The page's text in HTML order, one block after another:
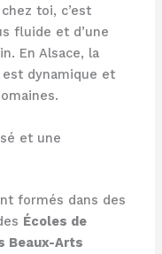
toi, c’est
fluide et d’une
En Alsace, la
dynamique et
et une
formés dans des
Écoles de
Beaux-Arts